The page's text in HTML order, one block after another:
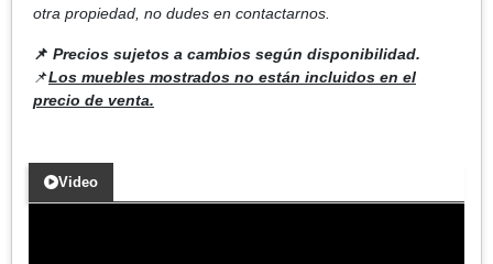
otra propiedad, no dudes en contactarnos.
📌 Precios sujetos a cambios según disponibilidad.
📌Los muebles mostrados no están incluidos en el
precio de venta.
Video